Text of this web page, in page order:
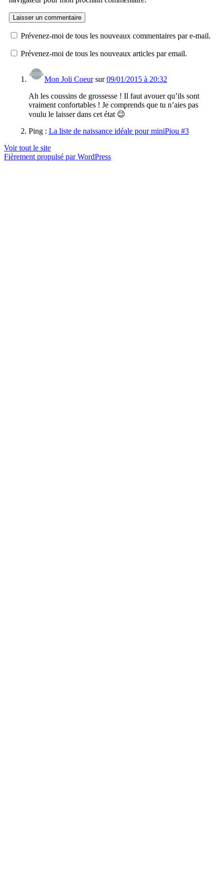
Prévenez-moi de tous les nouveaux commentaires par e-mail.
Prévenez-moi de tous les nouveaux articles par email.
Mon Joli Coeursur09/01/2015 à 20:32
Ah les coussins de grossesse ! Il faut avouer qu’ils sont
vraiment confortables ! Je comprends que tu n’aies pas
voulu le laisser dans cet état 😉
Ping : La liste de naissance idéale pour miniPiou #3
Voir tout le site
Fièrement propulsé par WordPress